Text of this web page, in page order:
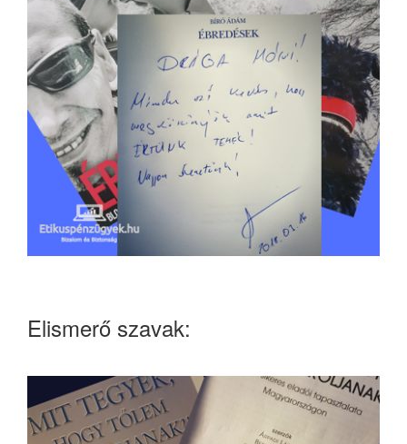
Elismerő szavak: